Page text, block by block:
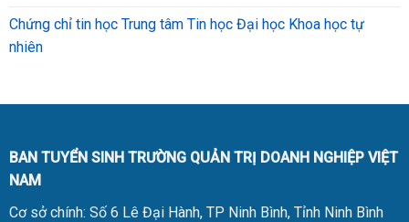
Chứng chỉ tin học Trung tâm Tin học Đại học Khoa học tự
nhiên
BAN TUYỂN SINH TRƯỜNG QUẢN TRỊ DOANH NGHIỆP VIỆT
NAM
Cơ sở chính: Số 6 Lê Đại Hành, TP Ninh Bình, Tỉnh Ninh Bình